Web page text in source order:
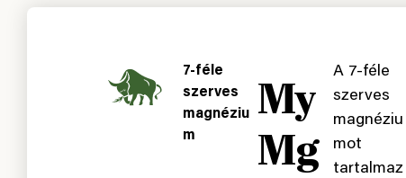
7-féle
szerves
magnéziu
m
My
Mg
A 7-féle
szerves
magnéziu
mot
tartalmaz